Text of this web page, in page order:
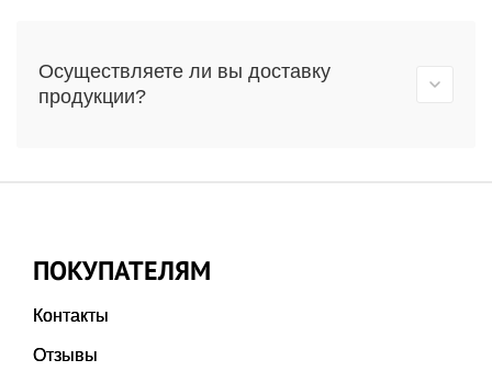
Осуществляете ли вы доставку
продукции?
ПОКУПАТЕЛЯМ
Контакты
Отзывы